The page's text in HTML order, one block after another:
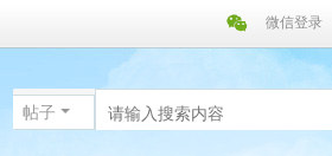
微信登录
帖子